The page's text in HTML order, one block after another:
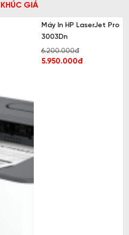
GIÁ
Máy In HP LaserJet Pro
3003Dn
6.200.000đ
5.950.000đ